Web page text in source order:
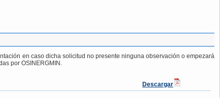
en caso dicha solicitud no presente ninguna observación o empezará
por OSINERGMIN.
Descargar